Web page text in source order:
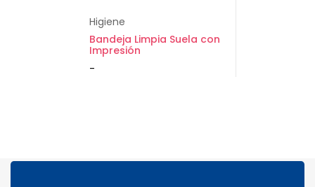
Higiene
Bandeja Limpia Suela con
Impresión
-